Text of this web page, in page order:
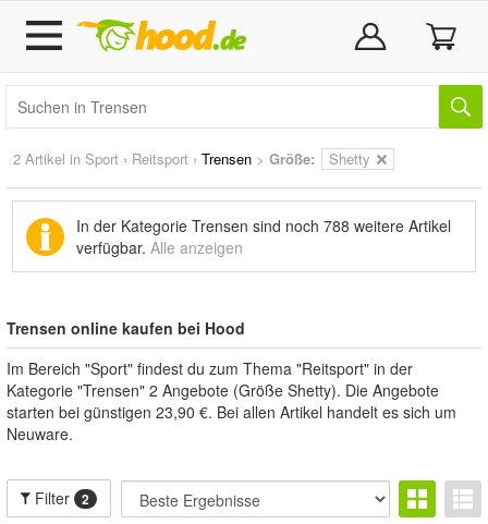
2 Artikel in Sport › Reitsport › Trensen > Größe: Shetty
In der Kategorie Trensen sind noch 788 weitere Artikel
verfügbar. Alle anzeigen
Trensen online kaufen bei Hood
Im Bereich "Sport" findest du zum Thema "Reitsport" in der
Kategorie "Trensen" 2 Angebote (Größe Shetty). Die Angebote
starten bei günstigen 23,90 €. Bei allen Artikel handelt es sich um
Neuware.
Filter 2